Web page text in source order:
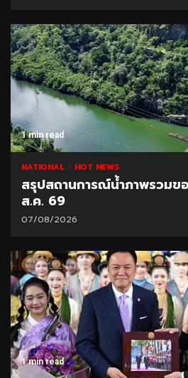
1 min read
NATIONAL HOT NEWS
สรุปสถานการณ์น้ำภาพรวมข
ส.ค. 69
07/08/2026
1 min read